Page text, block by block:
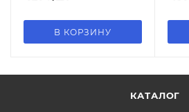
В КОРЗИНУ
КАТАЛОГ